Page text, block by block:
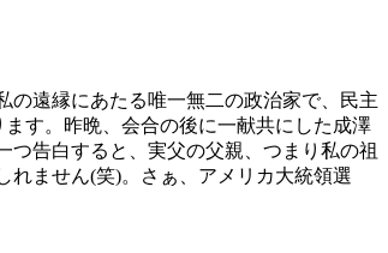
の遠縁にあたる唯一無二の政治家で、民主
す。昨晩、会合の後に一献共にした成澤
告白すると、実父の父親、つまり私の祖
れません(笑)。さぁ、アメリカ大統領選